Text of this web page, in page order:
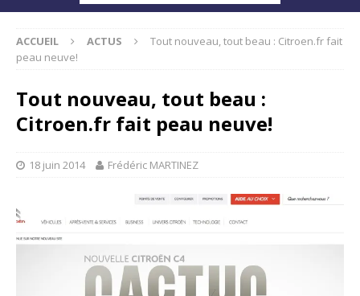
ACCUEIL ACTUS
Tout nouveau, tout beau : Citroen.fr fait
peau neuve!
Tout nouveau, tout beau :
Citroen.fr fait peau neuve!
18 juin 2014 Frédéric MARTINEZ